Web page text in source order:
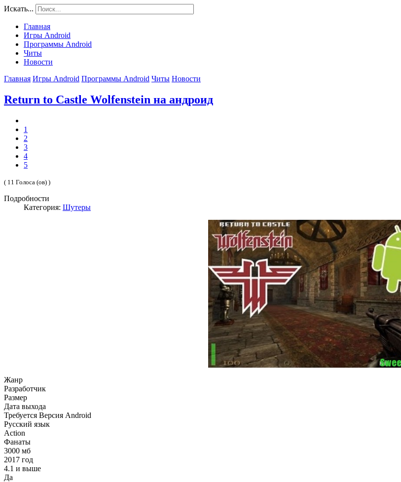
Искать...
Главная
Игры Android
Программы Android
Читы
Новости
Главная Игры Android Программы Android Читы Новости
Return to Castle Wolfenstein на андроид
1
2
3
4
5
( 11 Голоса (ов) )
Подробности
Категория: Шутеры
Жанр
Разработчик
Размер
Дата выхода
Требуется Версия Android
Русский язык
Action
Фанаты
3000 мб
2017 год
4.1 и выше
Да